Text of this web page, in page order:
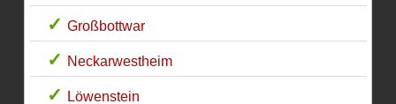
Großbottwar
Neckarwestheim
Löwenstein